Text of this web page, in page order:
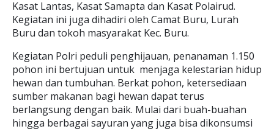
Kasat Lantas, Kasat Samapta dan Kasat Polairud.
Kegiatan ini juga dihadiri oleh Camat Buru, Lurah
Buru dan tokoh masyarakat Kec. Buru.
Kegiatan Polri peduli penghijauan, penanaman 1.150
pohon ini bertujuan untuk menjaga kelestarian hidup
hewan dan tumbuhan. Berkat pohon, ketersediaan
sumber makanan bagi hewan dapat terus
berlangsung dengan baik. Mulai dari buah-buahan
hingga berbagai sayuran yang juga bisa dikonsumsi